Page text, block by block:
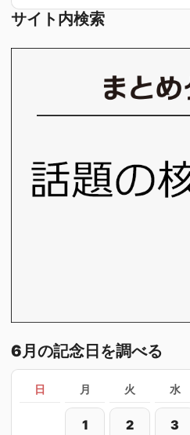
サイト内検索
6月の記念日を調べる
日 月 火 水
1 2 3